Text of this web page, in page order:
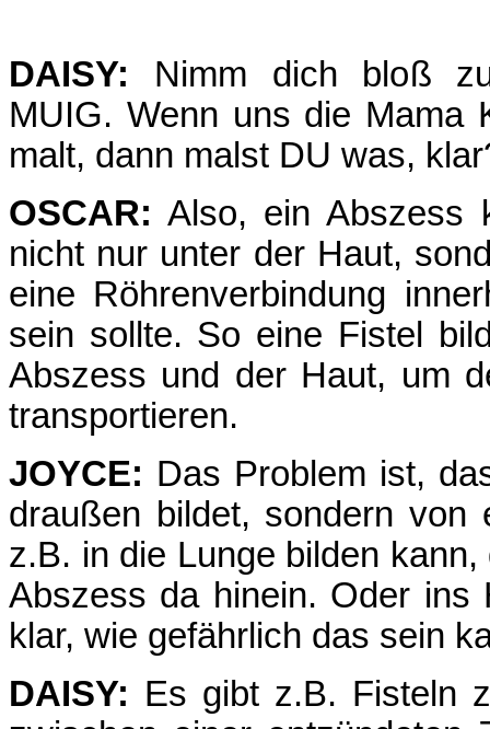
DAISY: Nimm dich bloß
MUIG. Wenn uns die Mama
malt, dann malst DU was,
OSCAR: Also, ein Abszess
nicht nur unter der Haut,
eine Röhrenverbindung
sein sollte. So eine Fistel
Abszess und der Haut, um
transportieren.
JOYCE: Das Problem ist,
draußen bildet, sondern
z.B. in die Lunge bilden
Abszess da hinein. Oder
klar, wie gefährlich das sein
DAISY: Es gibt z.B. Fisteln